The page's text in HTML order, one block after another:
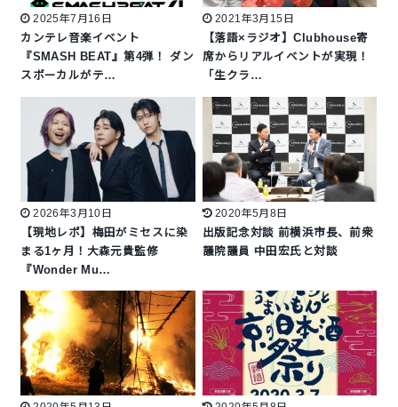
2025年7月16日
カンテレ音楽イベント
『SMASH BEAT』第4弾！ ダン
スボーカルがテ…
2021年3月15日
【落語×ラジオ】Clubhouse寄
席からリアルイベントが実現！
「生クラ…
2026年3月10日
【現地レポ】梅田がミセスに染
まる1ヶ月！大森元貴監修
『Wonder Mu…
2020年5月8日
出版記念対談 前横浜市長、前衆
議院議員 中田宏氏と対談